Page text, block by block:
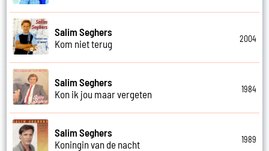
Salim Seghers
Kom niet terug
2004
Salim Seghers
Kon ik jou maar vergeten
1984
Salim Seghers
Koningin van de nacht
1989